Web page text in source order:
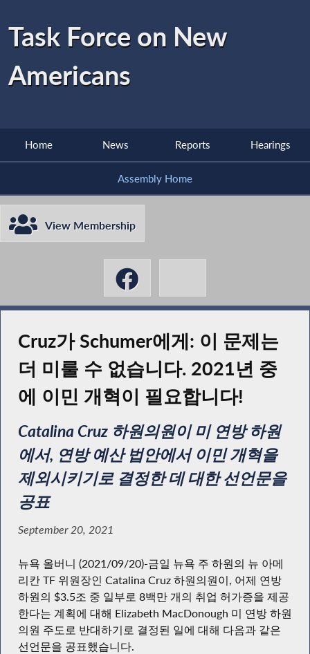
Task Force on New
Americans
Home News Reports Hearings
Assembly Home
View Membership
Cruz가 Schumer에게: 이 문제는
더 미룰 수 없습니다. 2021년 중
에 이민 개혁이 필요합니다!
Catalina Cruz 하원의원이 미 연방 하원
에서, 연방 예산 법안에서 이민 개혁을
제외시키기로 결정한 데 대한 선언문을
공표
September 20, 2021
뉴욕 올버니 (2021/09/20)-금일 뉴욕 주 하원의 뉴 아메
리칸 TF 위원장인 Catalina Cruz 하원의원이, 어제 연방
하원의 $3.5조 중 일부로 8백만 개의 취업 허가증을 제공
한다는 계획에 대해 Elizabeth MacDonough 미 연방 하원
의원 주도로 반대하기로 결정된 일에 대해 다음과 같은
선언문을 공표했습니다.